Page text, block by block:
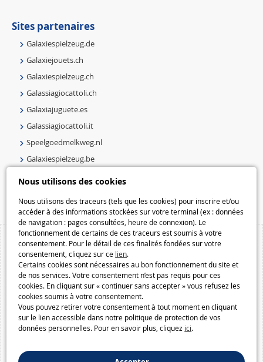
Nous utilisons des cookies
Nous utilisons des traceurs (tels que les cookies) pour inscrire et/ou
accéder à des informations stockées sur votre terminal (ex : données
de navigation : pages consultées, heure de connexion). Le
fonctionnement de certains de ces traceurs est soumis à votre
consentement. Pour le détail de ces finalités fondées sur votre
consentement, cliquez sur ce lien.
Certains cookies sont nécessaires au bon fonctionnement du site et
de nos services. Votre consentement n’est pas requis pour ces
cookies. En cliquant sur « continuer sans accepter » vous refusez les
cookies soumis à votre consentement.
Vous pouvez retirer votre consentement à tout moment en cliquant
sur le lien accessible dans notre politique de protection de vos
données personnelles. Pour en savoir plus, cliquez ici.
Sites partenaires
Galaxiespielzeug.de
Galaxiejouets.ch
Galaxiespielzeug.ch
Galassiagiocattoli.ch
Galaxiajuguete.es
Galassiagiocattoli.it
Speelgoedmelkweg.nl
Galaxiespielzeug.be